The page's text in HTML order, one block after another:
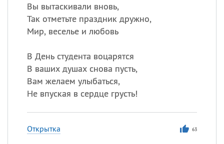
Вы вытаскивали вновь,
Так отметьте праздник дружно,
Мир, веселье и любовь
В День студента воцарятся
В ваших душах снова пусть,
Вам желаем улыбаться,
Не впуская в сердце грусть!
Открытка 63